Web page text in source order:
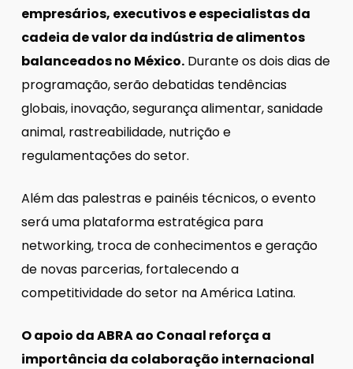
empresários, executivos e especialistas da
cadeia de valor da indústria de alimentos
balanceados no México.Durante os dois dias de
programação, serão debatidas tendências
globais, inovação, segurança alimentar, sanidade
animal, rastreabilidade, nutrição e
regulamentações do setor.
Além das palestras e painéis técnicos, o evento
será uma plataforma estratégica para
networking, troca de conhecimentos e geração
de novas parcerias, fortalecendo a
competitividade do setor na América Latina.
O apoio da ABRA ao Conaal reforça a
importância da colaboração internacional